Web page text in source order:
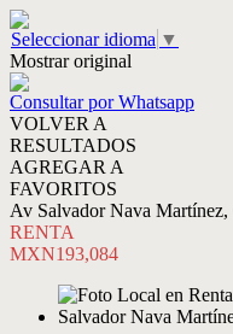
Seleccionar idioma ▼
Mostrar original
Consultar por Whatsapp
VOLVER A
RESULTADOS
AGREGAR A
FAVORITOS
Av Salvador Nava Martínez,
RENTA
MXN193,084